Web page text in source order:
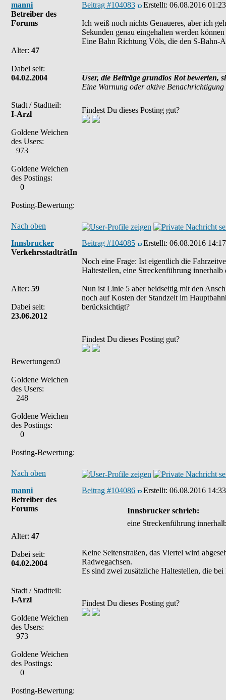
manni
Betreiber des
Forums
Alter: 47
Dabei seit:
04.02.2004
Stadt / Stadtteil:
I-Arzl
Goldene Weichen
des Users:
973
Goldene Weichen
des Postings:
0
Posting-Bewertung:
Beitrag #104083 Erstellt: 06.08.2016 01:23
Ich weiß noch nichts Genaueres, aber ich
Sekunden genau eingehalten werden
Eine Bahn Richtung Völs, die den S-Bahn-
User, die Beiträge grundlos Rot bewerten,
Eine Warnung oder aktive
Findest Du dieses Posting gut?
Nach oben
Innsbrucker
VerkehrsstadträtIn
Alter: 59
Dabei seit:
23.06.2012
Bewertungen:0
Goldene Weichen
des Users:
248
Goldene Weichen
des Postings:
0
Posting-Bewertung:
Beitrag #104085 Erstellt: 06.08.2016 14:17
Noch eine Frage: Ist eigentlich die
Haltestellen, eine Streckenführung
Nun ist Linie 5 aber beidseitig mit den
noch auf Kosten der Standzeit im
berücksichtigt?
Findest Du dieses Posting gut?
Nach oben
manni
Betreiber des
Forums
Alter: 47
Dabei seit:
04.02.2004
Stadt / Stadtteil:
I-Arzl
Goldene Weichen
des Users:
973
Goldene Weichen
des Postings:
0
Posting-Bewertung:
Beitrag #104086 Erstellt: 06.08.2016 14:33
Innsbrucker schrieb:
eine Streckenführung
Keine Seitenstraßen, das Viertel wird
Radwegachsen.
Es sind zwei zusätzliche Haltestellen, die
Findest Du dieses Posting gut?